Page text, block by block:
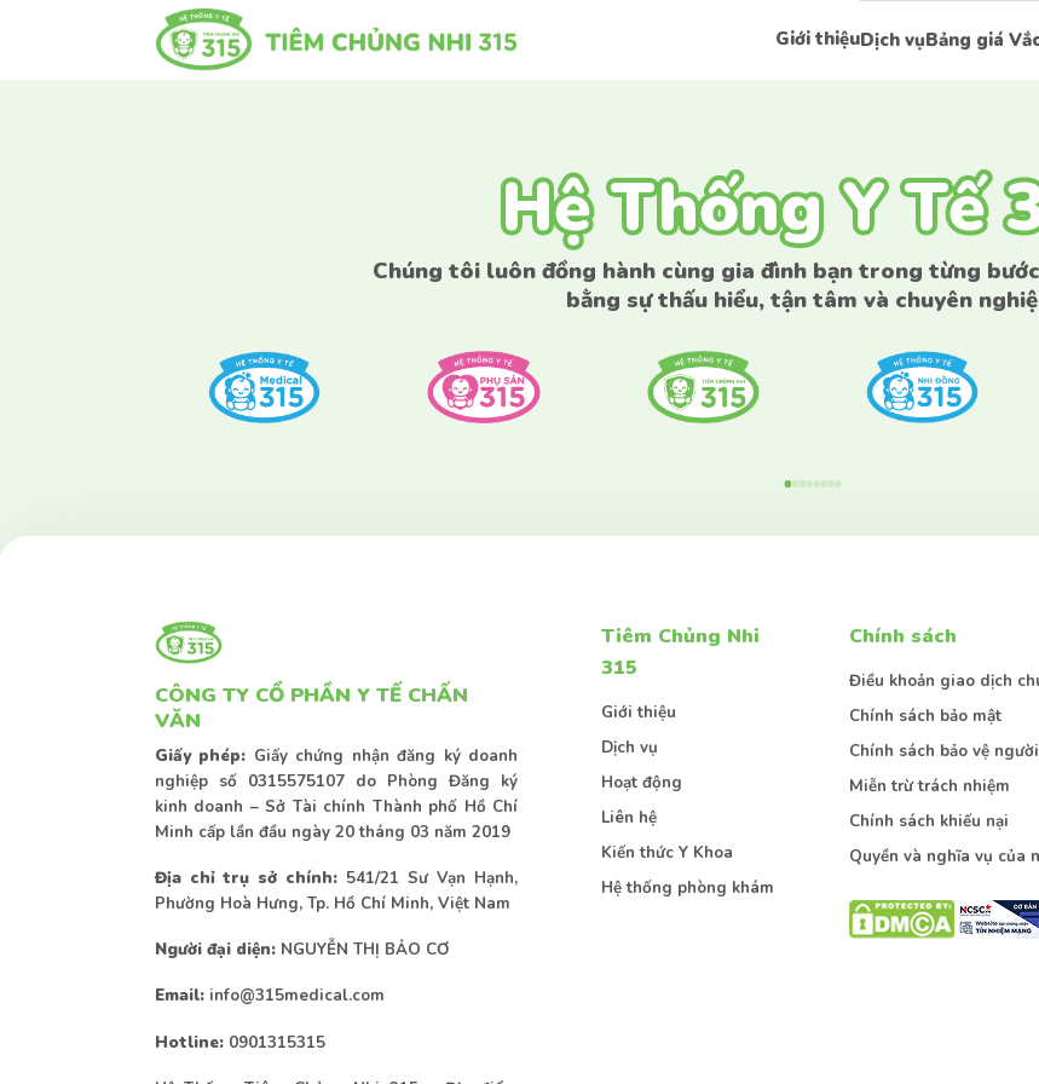
Giới thiệuDịch vụBảng giá
Kiến thức Sức khoẻ Bệnh lý
Hệ Thống Y Tế
Hệ Thống Y Tế
Chúng tôi luôn đồng hành cùng gia đình bạn trong từng
bằng sự thấu hiểu, tận tâm và chuyên
CÔNG TY CỔ PHẦN Y TẾ CHẤN
VĂN
Giấy phép: Giấy chứng nhận đăng ký doanh
nghiệp số 0315575107 do Phòng Đăng ký
kinh doanh – Sở Tài chính Thành phố Hồ Chí
Minh cấp lần đầu ngày 20 tháng 03 năm 2019
Địa chỉ trụ sở chính: 541/21 Sư Vạn Hạnh,
Phường Hoà Hưng, Tp. Hồ Chí Minh, Việt Nam
Người đại diện:NGUYỄN THỊ BẢO CƠ
Email:info@315medical.com
Hotline:0901315315
Tiêm Chủng Nhi
315
Giới thiệu
Dịch vụ
Hoạt động
Liên hệ
Kiến thức Y Khoa
Hệ thống phòng khám
Chính sách
Điều khoản giao dịch
Chính sách bảo mật
Chính sách bảo vệ
Miễn trừ trách nhiệm
Chính sách khiếu nại
Quyền và nghĩa vụ của
Liên hệ tư vấn
Liên hệ tư vấn
Nếu bạn có bất kì thắc mắc nào vui lòng để lại thông
Gửi thông tin